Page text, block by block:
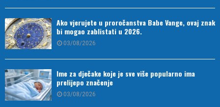
Ako vjerujete u proročanstva Babe Vange, ovaj znak
bi mogao zablistati u 2026.
03/08/2026
Ime za dječake koje je sve više popularno ima
prelijepo značenje
03/08/2026